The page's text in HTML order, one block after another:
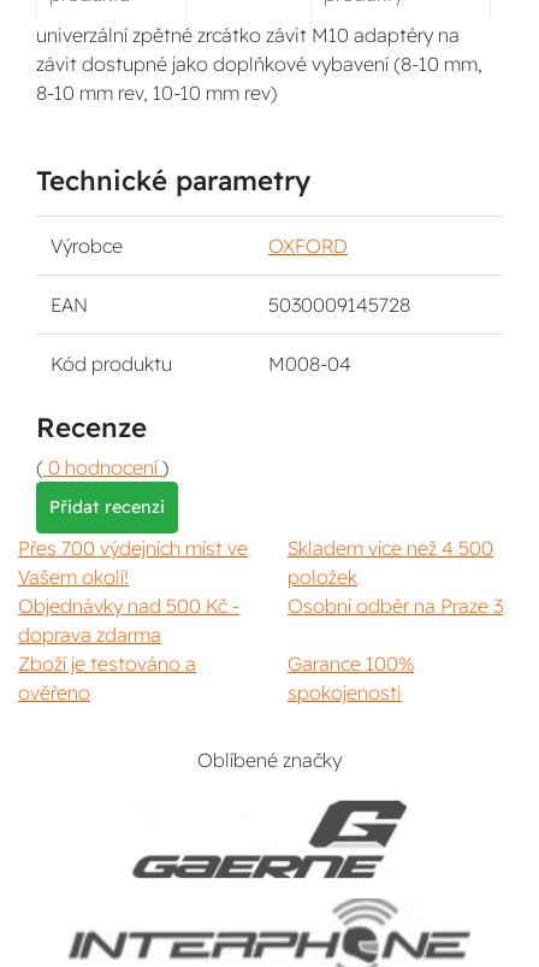
univerzální zpětné zrcátko závit M10 adaptéry na
závit dostupné jako doplňkové vybavení (8-10 mm,
8-10 mm rev, 10-10 mm rev)
Technické parametry
Výrobce OXFORD
EAN 5030009145728
Kód produktu M008-04
Recenze
( 0 hodnocení )
Přidat recenzi
Přes 700 výdejních míst ve
Vašem okolí!
Skladem více než 4 500
položek
Objednávky nad 500 Kč -
doprava zdarma
Osobní odběr na Praze 3
Zboží je testováno a
ověřeno
Garance 100%
spokojenosti
Oblíbené značky